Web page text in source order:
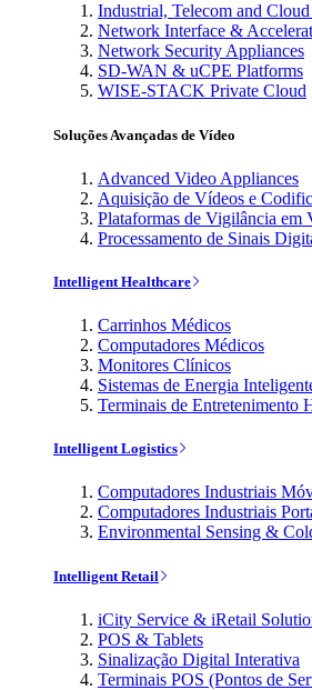
Industrial, Telecom and Cloud
Network Interface &
Network Security Appliances
SD-WAN & uCPE Platforms
WISE-STACK Private Cloud
Soluções Avançadas de Vídeo
Advanced Video Appliances
Aquisição de Vídeos e
Plataformas de Vigilância em
Processamento de Sinais
Intelligent Healthcare
Carrinhos Médicos
Computadores Médicos
Monitores Clínicos
Sistemas de Energia
Terminais de Entretenimento
Intelligent Logistics
Computadores Industriais
Computadores Industriais
Environmental Sensing &
Intelligent Retail
iCity Service & iRetail
POS & Tablets
Sinalização Digital Interativa
Terminais POS (Pontos de